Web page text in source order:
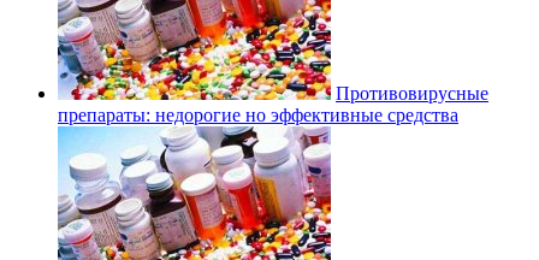
Противовирусные
препараты: недорогие но эффективные средства